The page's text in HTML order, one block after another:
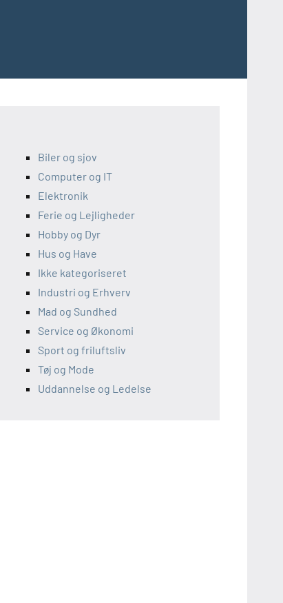
Biler og sjov
Computer og IT
Elektronik
Ferie og Lejligheder
Hobby og Dyr
Hus og Have
Ikke kategoriseret
Industri og Erhverv
Mad og Sundhed
Service og Økonomi
Sport og friluftsliv
Tøj og Mode
Uddannelse og Ledelse